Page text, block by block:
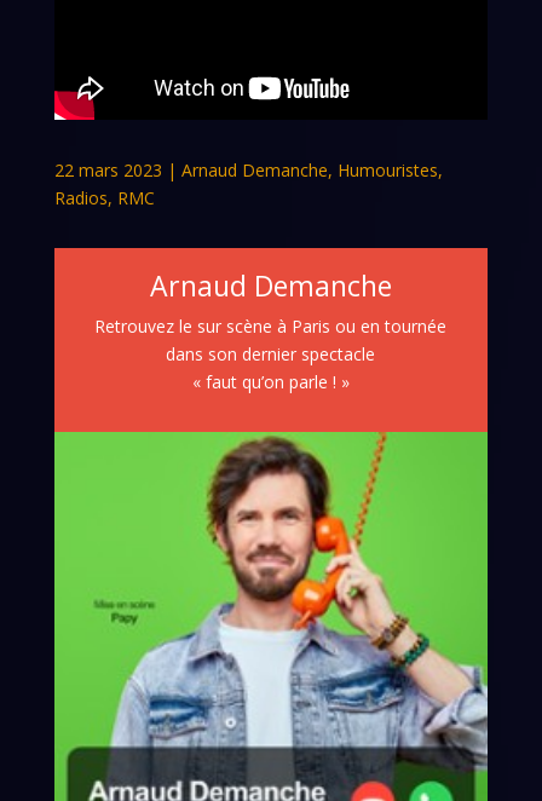
22 mars 2023 | Arnaud Demanche, Humouristes,
Radios, RMC
Arnaud Demanche
Retrouvez le sur scène à Paris ou en tournée
dans son dernier spectacle
« faut qu’on parle ! »